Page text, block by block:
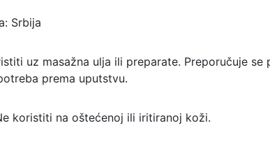
Srbija
uz masažna ulja ili preparate. Preporučuje se
prema uputstvu.
koristiti na oštećenoj ili iritiranoj koži.